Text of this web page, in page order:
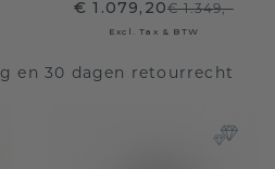
€ 1.079,20€ 1.349,-
Excl. Tax & BTW
en 30 dagen retourrecht